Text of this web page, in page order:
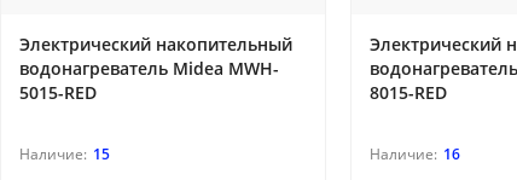
Электрический накопительный
водонагреватель Midea MWH-
5015-RED
15
Электрический
8015-RED
16